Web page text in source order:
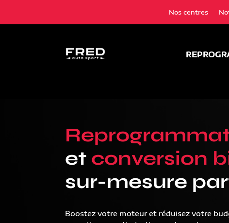
Nos centres
et conversion
sur-mesure
Boostez votre moteur et réduisez votre